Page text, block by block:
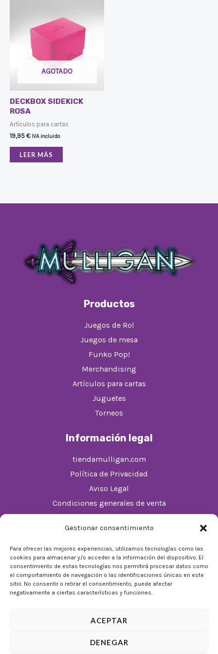
Gestionar consentimiento
Para ofrecer las mejores experiencias, utilizamos tecnologías como las
cookies para almacenar y/o acceder a la información del dispositivo. El
consentimiento de estas tecnologías nos permitirá procesar datos como
el comportamiento de navegación o las identificaciones únicas en este
sitio. No consentir o retirar el consentimiento, puede afectar
negativamente a ciertas características y funciones.
ACEPTAR
DENEGAR
AGOTADO
DECKBOX SIDEKICK
ROSA
Artículos para cartas
19,95€ IVA incluido
LEER MÁS
Productos
Juegos de Rol
Juegos de mesa
Funko Pop!
Merchandising
Artículos para cartas
Juguetes
Torneos
Información legal
tiendamulligan.com
Política de Privacidad
Aviso Legal
Condiciones generales de venta
De Lunes a Domingos de 10:00 a 22:00
Festivos sujetos al horario del Málaga Factory